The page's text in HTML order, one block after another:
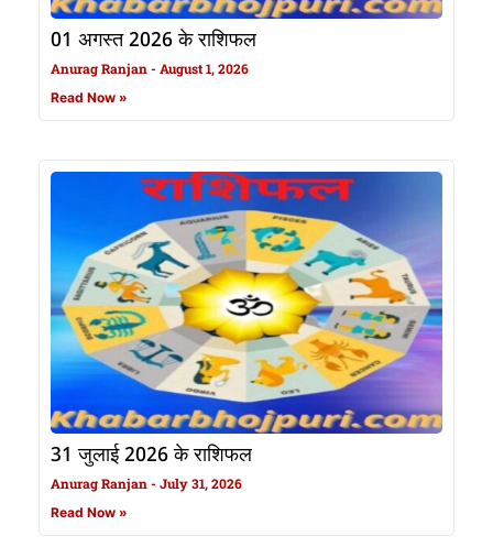
01 अगस्त 2026 के राशिफल
Anurag Ranjan August 1, 2026
Read Now »
31 जुलाई 2026 के राशिफल
Anurag Ranjan July 31, 2026
Read Now »